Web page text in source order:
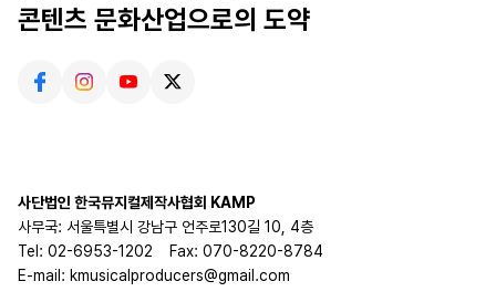
콘텐츠 문화산업으로의 도약
사단법인 한국뮤지컬제작사협회 KAMP
사무국: 서울특별시 강남구 언주로130길 10, 4층
Tel: 02-6953-1202
Fax: 070-8220-8784
E-mail: kmusicalproducers@gmail.com